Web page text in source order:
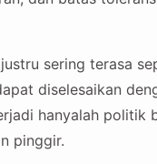
sering terasa
diselesaikan
hanyalah politik
pinggir.